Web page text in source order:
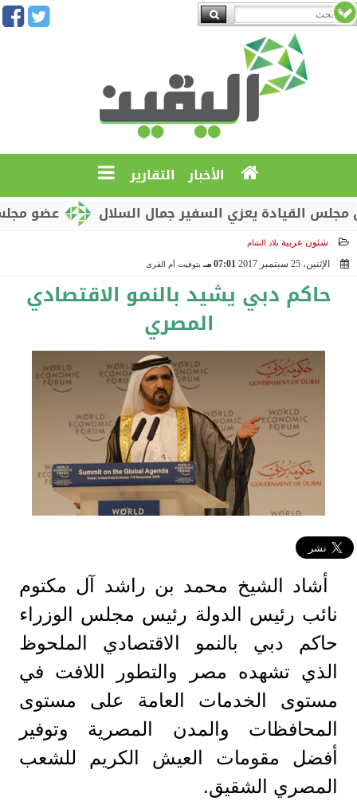
الأخبار التقارير
عضو مجلس
القيادة يعزي السفير جمال السلال
شئون عربية بلاد الشام
الإثنين، 25 سبتمبر 2017 07:01 مـ بتوقيت أم القرى
حاكم دبي يشيد بالنمو الاقتصادي
المصري
أشاد الشيخ محمد بن راشد آل مكتوم
نائب رئيس الدولة رئيس مجلس الوزراء
حاكم دبي بالنمو الاقتصادي الملحوظ
الذي تشهده مصر والتطور اللافت في
مستوى الخدمات العامة على مستوى
المحافظات والمدن المصرية وتوفير
أفضل مقومات العيش الكريم للشعب
المصري الشقيق.